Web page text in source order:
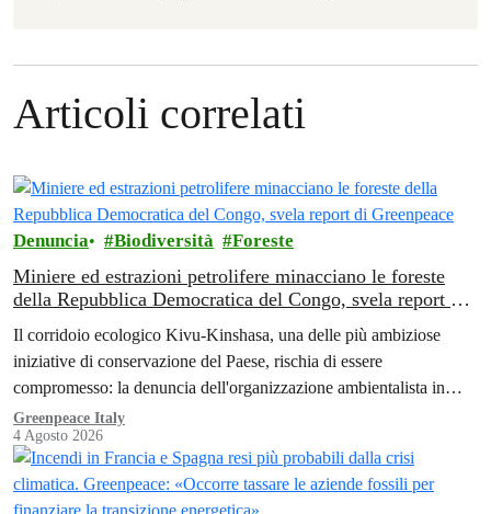
Articoli correlati
Denuncia Biodiversità Foreste
Miniere ed estrazioni petrolifere minacciano le foreste
della Repubblica Democratica del Congo, svela report di
Il corridoio ecologico Kivu-Kinshasa, una delle più ambiziose
iniziative di conservazione del Paese, rischia di essere
compromesso: la denuncia dell'organizzazione ambientalista in
Africa.
Greenpeace Italy
4 Agosto 2026